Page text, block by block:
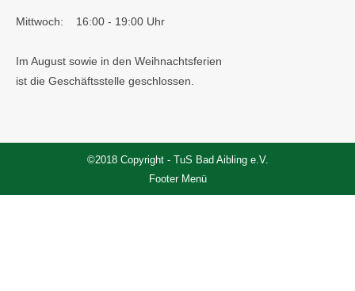
Mittwoch: 16:00 - 19:00 Uhr
Im August sowie in den Weihnachtsferien
ist die Geschäftsstelle geschlossen.
©2018 Copyright - TuS Bad Aibling e.V.
Footer Menü